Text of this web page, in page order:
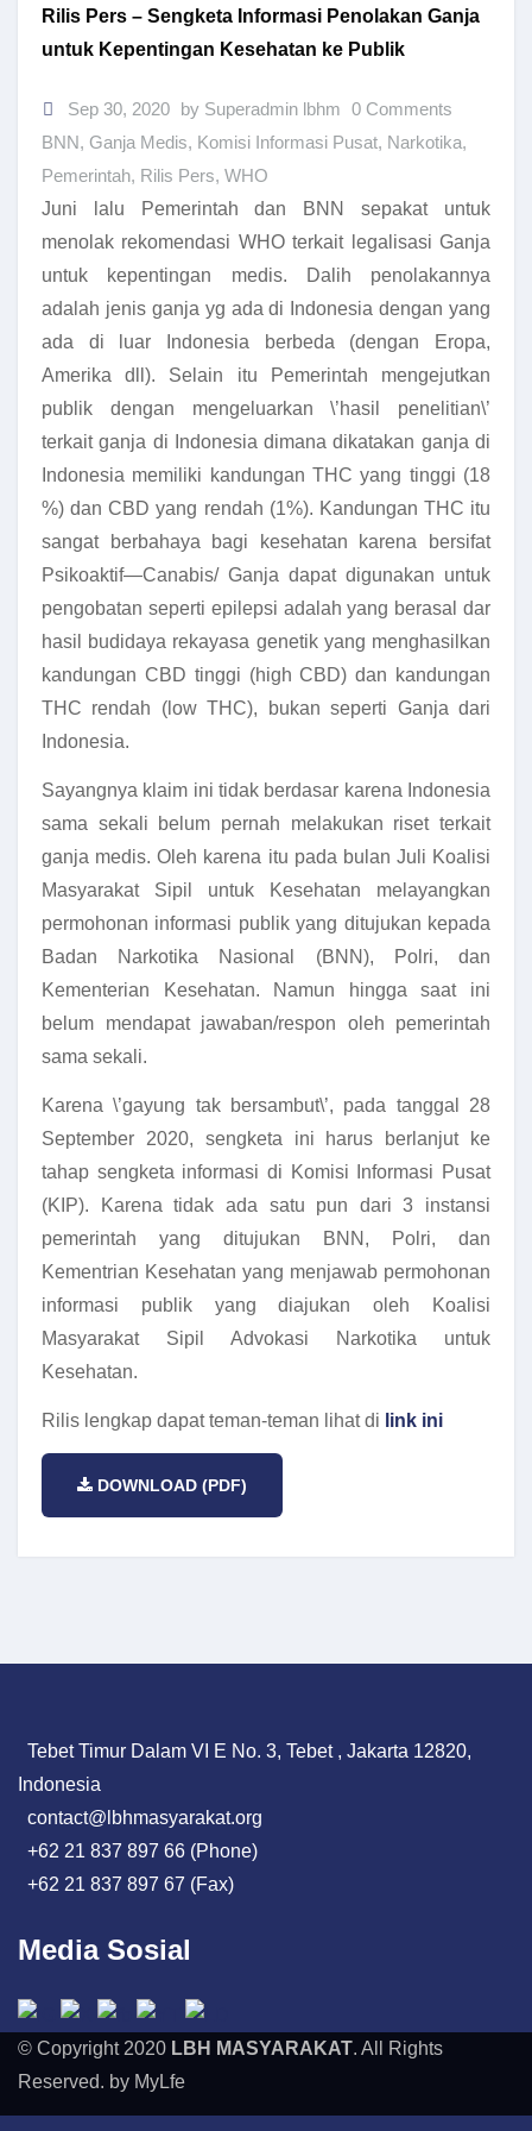
Rilis Pers – Sengketa Informasi Penolakan Ganja
untuk Kepentingan Kesehatan ke Publik
Sep 30, 2020 by Superadmin lbhm 0 Comments
BNN, Ganja Medis, Komisi Informasi Pusat, Narkotika,
Pemerintah, Rilis Pers, WHO
Juni lalu Pemerintah dan BNN sepakat untuk
menolak rekomendasi WHO terkait legalisasi Ganja
untuk kepentingan medis. Dalih penolakannya
adalah jenis ganja yg ada di Indonesia dengan yang
ada di luar Indonesia berbeda (dengan Eropa,
Amerika dll). Selain itu Pemerintah mengejutkan
publik dengan mengeluarkan \’hasil penelitian\’
terkait ganja di Indonesia dimana dikatakan ganja di
Indonesia memiliki kandungan THC yang tinggi (18
%) dan CBD yang rendah (1%). Kandungan THC itu
sangat berbahaya bagi kesehatan karena bersifat
Psikoaktif—Canabis/ Ganja dapat digunakan untuk
pengobatan seperti epilepsi adalah yang berasal dar
hasil budidaya rekayasa genetik yang menghasilkan
kandungan CBD tinggi (high CBD) dan kandungan
THC rendah (low THC), bukan seperti Ganja dari
Indonesia.
Sayangnya klaim ini tidak berdasar karena Indonesia
sama sekali belum pernah melakukan riset terkait
ganja medis. Oleh karena itu pada bulan Juli Koalisi
Masyarakat Sipil untuk Kesehatan melayangkan
permohonan informasi publik yang ditujukan kepada
Badan Narkotika Nasional (BNN), Polri, dan
Kementerian Kesehatan. Namun hingga saat ini
belum mendapat jawaban/respon oleh pemerintah
sama sekali.
Karena \’gayung tak bersambut\’, pada tanggal 28
September 2020, sengketa ini harus berlanjut ke
tahap sengketa informasi di Komisi Informasi Pusat
(KIP). Karena tidak ada satu pun dari 3 instansi
pemerintah yang ditujukan BNN, Polri, dan
Kementrian Kesehatan yang menjawab permohonan
informasi publik yang diajukan oleh Koalisi
Masyarakat Sipil Advokasi Narkotika untuk
Kesehatan.
Rilis lengkap dapat teman-teman lihat di link ini
DOWNLOAD (PDF)
Tebet Timur Dalam VI E No. 3, Tebet , Jakarta 12820,
Indonesia
contact@lbhmasyarakat.org
+62 21 837 897 66 (Phone)
+62 21 837 897 67 (Fax)
Media Sosial
© Copyright 2020 LBH MASYARAKAT. All Rights
Reserved. by MyLfe